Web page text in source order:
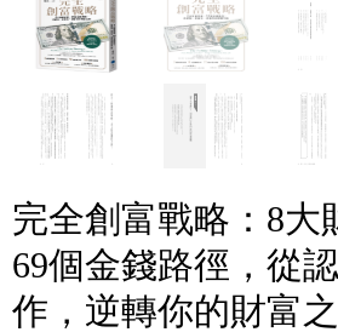
完全創富戰略：8大
69個金錢路徑，從
作，逆轉你的財富